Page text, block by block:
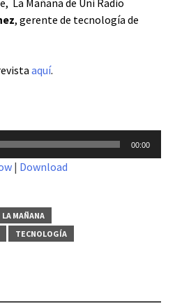
La Mañana de Uni Radio
, gerente de tecnología de
aquí.
00:00
| Download
LA MAÑANA
TECNOLOGÍA